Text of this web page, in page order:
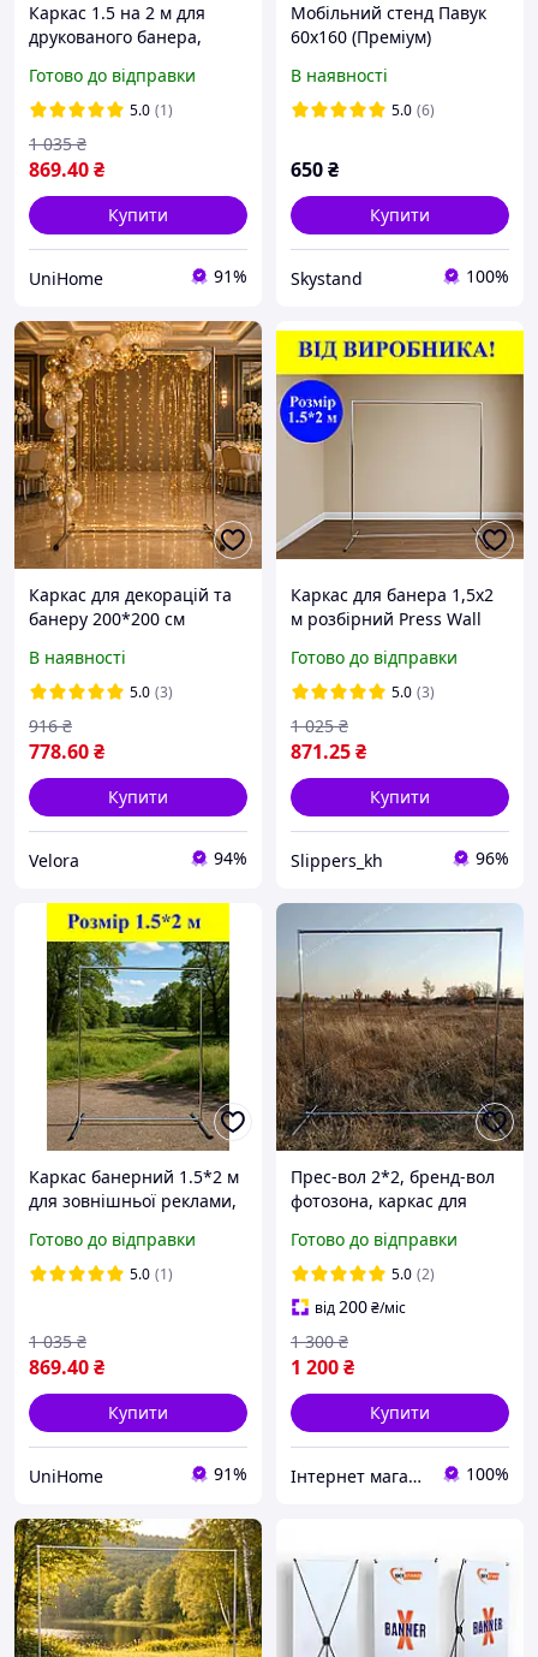
Каркас 1.5 на 2 м для
друкованого банера,
виставок
Готово до відправки
5.0 (1)
869.40₴
1 035 ₴
Купити
UniHome 91%
Мобільний стенд Павук
60х160 (Преміум)
В наявності
5.0 (6)
650₴
Купити
Skystand 100%
Каркас для декорацій та
банеру 200*200 см
каркас для фотозони,
рекламний стенд
В наявності
5.0 (3)
778.60₴
916 ₴
Купити
Velora 94%
Каркас для банера 1,5x2
м розбірний Press Wall
Готово до відправки
5.0 (3)
871.25₴
1 025 ₴
Купити
Slippers_kh 96%
Каркас банерний 1.5*2 м
для зовнішньої реклами,
Готово до відправки
5.0 (1)
869.40₴
1 035 ₴
Купити
UniHome 91%
Прес-вол 2*2, бренд-вол
фотозона, каркас для
Готово до відправки
5.0 (2)
від200₴/міс
1 200₴
1 300 ₴
Купити
Інтернет магазин "Металеві конструкції" 100%